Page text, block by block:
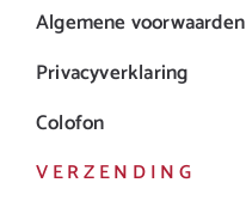
Algemene voorwaarden
Privacyverklaring
Colofon
VERZENDING